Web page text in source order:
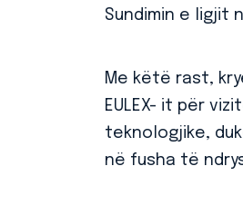
Sundimin e ligjit
Me këtë rast,
EULEX- it për
teknologjike,
në fusha të